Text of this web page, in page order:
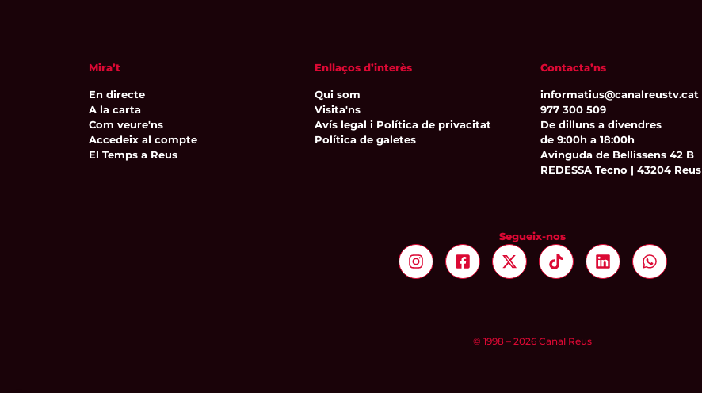
Mira’t
En directe
A la carta
Com veure'ns
Accedeix al compte
El Temps a Reus
Enllaços d’interès
Qui som
Visita'ns
Avís legal i Política de privacitat
Política de galetes
Contacta’ns
informatius@canalreustv.cat
977 300 509
De dilluns a divendres
de 9:00h a 18:00h
Avinguda de Bellissens 42 B
REDESSA Tecno | 43204 Reus
Segueix-nos
© 1998 – 2026 Canal Reus